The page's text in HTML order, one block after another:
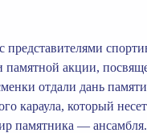
представителями
памятной акции,
отдали дань
караула, который
памятника — ансамбля.